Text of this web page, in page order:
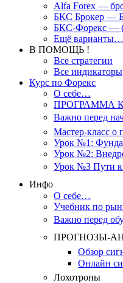
Alfa Forex —
БКС Брокер —
БКС-Форекс —
Ещё варианты…
В ПОМОЩЬ !
Все стратегии
Все индикаторы
Курс по Форекс
О себе…
ПРОГРАММА
Важно перед
Мастер-класс о
Урок №1:
Урок №2:
Урок №3 Пути к
Инфо
О себе…
Учебник по
Важно перед
ПРОГНОЗЫ-
Обзор
Онлайн
Лохотроны